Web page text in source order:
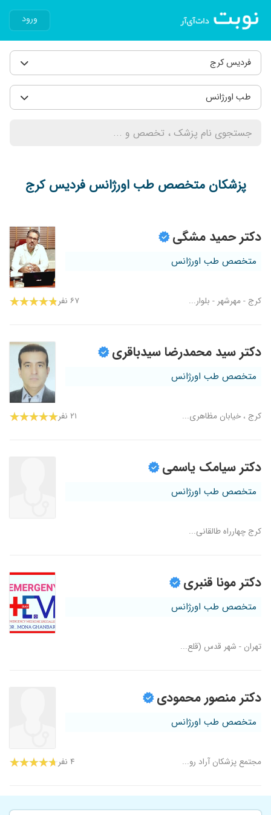
ورود
فردیس کرج
طب اورژانس
پزشکان متخصص طب اورژانس فردیس کرج
دکتر حمید مشگی
متخصص طب اورژانس
کرج - مهرشهر - بلوار... ۶۷ نفر
دکتر سید محمدرضا سیدباقری
متخصص طب اورژانس
کرج ، خیابان مظاهری... ۲۱ نفر
دکتر سیامک یاسمی
متخصص طب اورژانس
کرج چهارراه طالقانی...
دکتر مونا قنبری
متخصص طب اورژانس
تهران - شهر قدس (قلع...
دکتر منصور محمودی
متخصص طب اورژانس
مجتمع پزشکان آراد رو... ۴ نفر